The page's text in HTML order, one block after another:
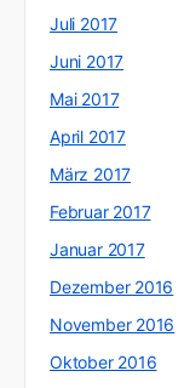
Juli 2017
Juni 2017
Mai 2017
April 2017
März 2017
Februar 2017
Januar 2017
Dezember 2016
November 2016
Oktober 2016